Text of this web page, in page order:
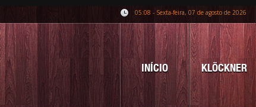
05:08 - Sexta-feira, 07 de agosto de 2026
INÍCIO KLÖCKNER